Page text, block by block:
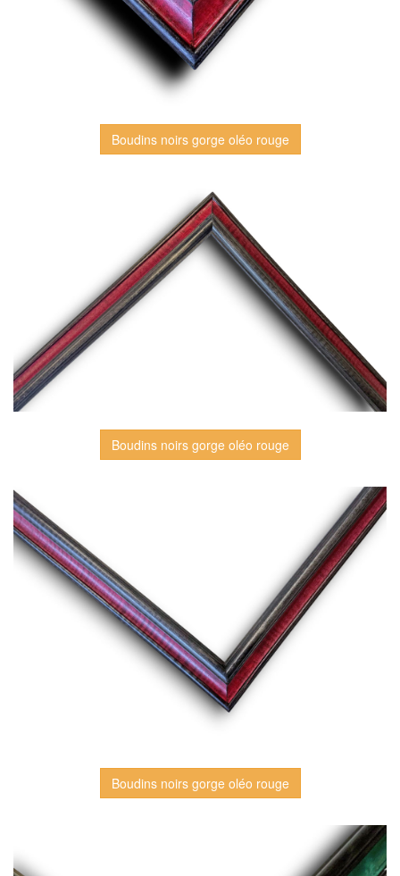
Boudins noirs gorge oléo rouge
Boudins noirs gorge oléo rouge
Boudins noirs gorge oléo rouge